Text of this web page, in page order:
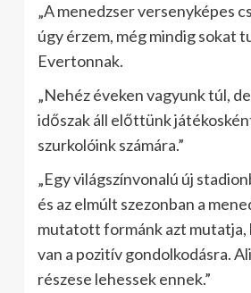
„A menedzser versenyképes
úgy érzem, még mindig sokat
Evertonnak.
„Nehéz éveken vagyunk túl,
időszak áll előttünk
szurkolóink számára.”
„Egy világszínvonalú új
és az elmúlt szezonban a
mutatott formánk azt mutatja,
van a pozitív gondolkodásra.
részese lehessek ennek.”